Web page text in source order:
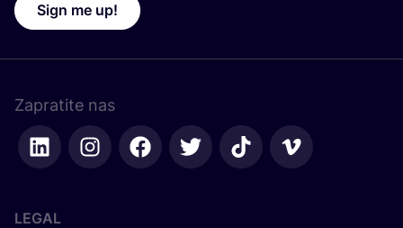
Sign me up!
Zapratite nas
LEGAL